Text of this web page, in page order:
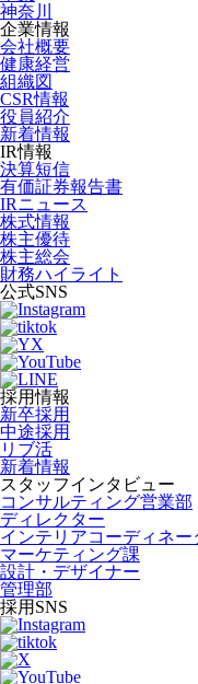
神奈川
企業情報
会社概要
健康経営
組織図
CSR情報
役員紹介
新着情報
IR情報
決算短信
有価証券報告書
IRニュース
株式情報
株主優待
株主総会
財務ハイライト
公式SNS
採用情報
新卒採用
中途採用
リブ活
新着情報
スタッフインタビュー
コンサルティング営業部
ディレクター
インテリアコーディネー
マーケティング課
設計・デザイナー
管理部
採用SNS